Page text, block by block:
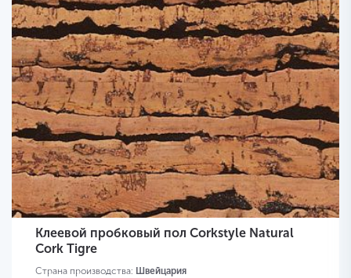
Клеевой пробковый пол Corkstyle Natural
Cork Tigre
Страна производства: Швейцария